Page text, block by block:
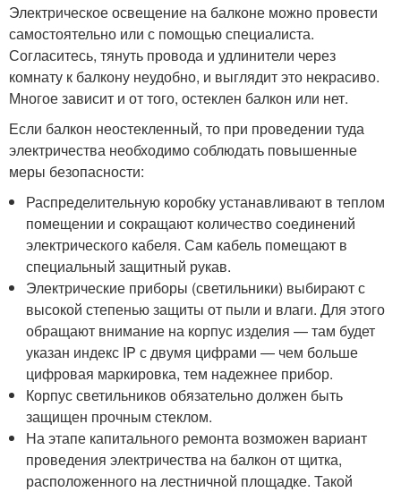
Электрическое освещение на балконе можно провести
самостоятельно или с помощью специалиста.
Согласитесь, тянуть провода и удлинители через
комнату к балкону неудобно, и выглядит это некрасиво.
Многое зависит и от того, остеклен балкон или нет.
Если балкон неостекленный, то при проведении туда
электричества необходимо соблюдать повышенные
меры безопасности:
Распределительную коробку устанавливают в теплом
помещении и сокращают количество соединений
электрического кабеля. Сам кабель помещают в
специальный защитный рукав.
Электрические приборы (светильники) выбирают с
высокой степенью защиты от пыли и влаги. Для этого
обращают внимание на корпус изделия — там будет
указан индекс IP с двумя цифрами — чем больше
цифровая маркировка, тем надежнее прибор.
Корпус светильников обязательно должен быть
защищен прочным стеклом.
На этапе капитального ремонта возможен вариант
проведения электричества на балкон от щитка,
расположенного на лестничной площадке. Такой